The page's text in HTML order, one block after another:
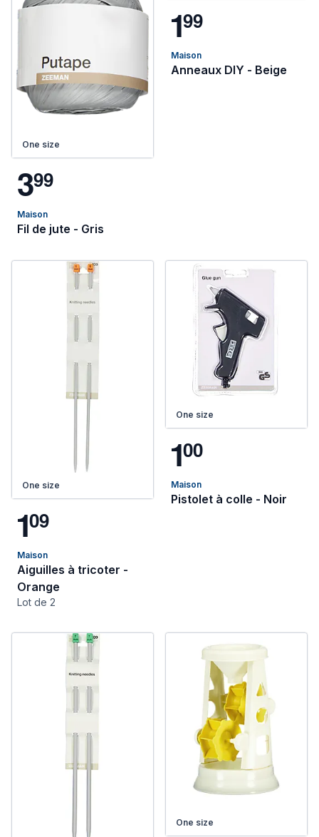
One size
399
Maison
Fil de jute - Gris
199
Maison
Anneaux DIY - Beige
One size
109
Maison
Aiguilles à tricoter -
Orange
Lot de 2
One size
100
Maison
Pistolet à colle - Noir
One size